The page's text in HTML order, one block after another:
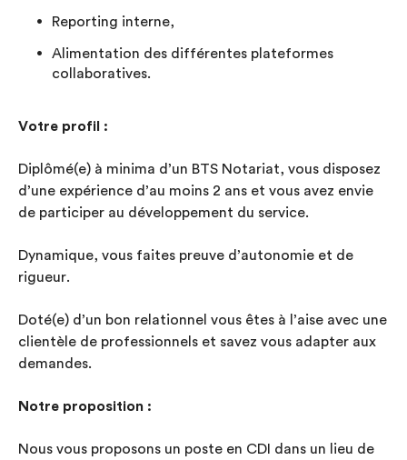
Reporting interne,
Alimentation des différentes plateformes
collaboratives.
Votre profil :
Diplômé(e) à minima d’un BTS Notariat, vous disposez
d’une expérience d’au moins 2 ans et vous avez envie
de participer au développement du service.
Dynamique, vous faites preuve d’autonomie et de
rigueur.
Doté(e) d’un bon relationnel vous êtes à l’aise avec une
clientèle de professionnels et savez vous adapter aux
demandes.
Notre proposition :
Nous vous proposons un poste en CDI dans un lieu de